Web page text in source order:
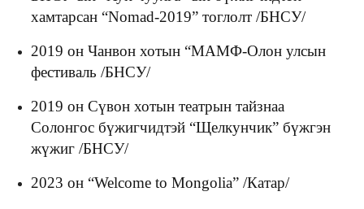
хамтарсан “Nomad-2019” тоглолт /БНСУ/
2019 он Чанвон хотын “МАМФ-Олон улсын
фестиваль /БНСУ/
2019 он Сүвон хотын театрын тайзнаа
Солонгос бүжигчидтэй “Щелкунчик” бүжгэн
жүжиг /БНСУ/
2023 он “Welcome to Mongolia” /Катар/